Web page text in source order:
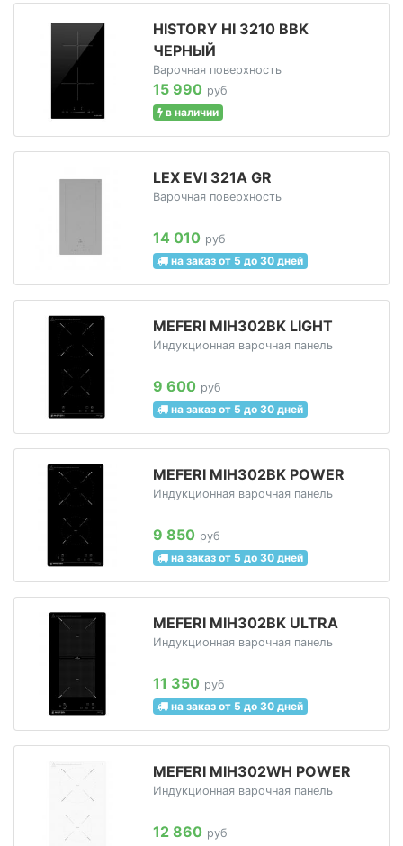
HISTORY HI 3210 BBK
ЧЕРНЫЙ
Варочная поверхность
15 990 руб
в наличии
LEX EVI 321A GR
Варочная поверхность
14 010 руб
на заказ от 5 до 30 дней
MEFERI MIH302BK LIGHT
Индукционная варочная панель
9 600 руб
на заказ от 5 до 30 дней
MEFERI MIH302BK POWER
Индукционная варочная панель
9 850 руб
на заказ от 5 до 30 дней
MEFERI MIH302BK ULTRA
Индукционная варочная панель
11 350 руб
на заказ от 5 до 30 дней
MEFERI MIH302WH POWER
Индукционная варочная панель
12 860 руб